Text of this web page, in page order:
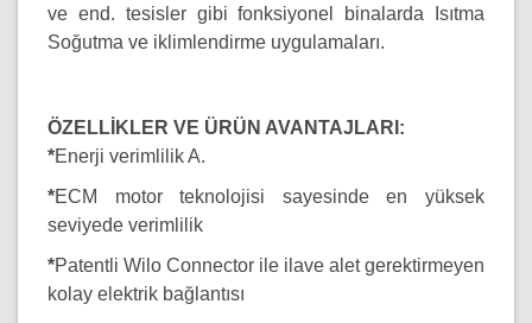
ve end. tesisler gibi fonksiyonel binalarda Isıtma
Soğutma ve iklimlendirme uygulamaları.
ÖZELLİKLER VE ÜRÜN AVANTAJLARI:
*Enerji verimlilik A.
*ECM motor teknolojisi sayesinde en yüksek
seviyede verimlilik
*Patentli Wilo Connector ile ilave alet gerektirmeyen
kolay elektrik bağlantısı